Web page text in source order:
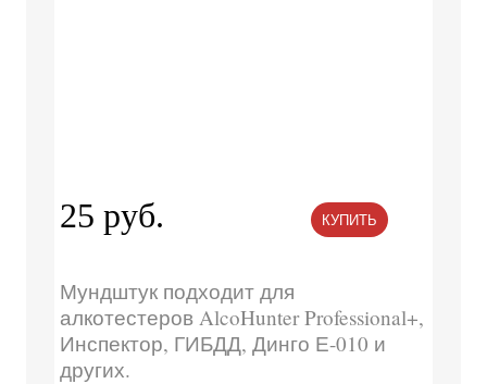
25 руб. КУПИТЬ
Мундштук подходит для
алкотестеров AlcoHunter Professional+,
Инспектор, ГИБДД, Динго Е-010 и
других.